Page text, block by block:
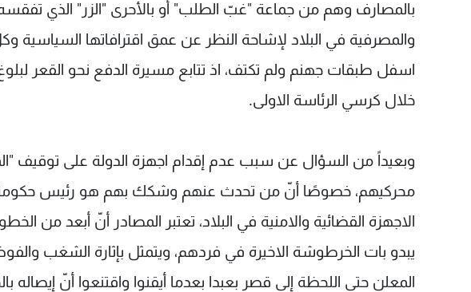
بالمصارف وهم من جماعة "غبّ الطلب" أو بالأحرى "الزر" الذي
والمصرفية في البلاد لإشاحة النظر عن عمق اقترافاتها السياسية
اسفل طبقات جهنم ولم تكتف، اذ تتابع مسيرة الدفع نحو القعر
خلال كرسي الرئاسة الاولى.
وبعيداً من السؤال عن سبب عدم إقدام اجهزة الدولة على توقيف
محركيهم، خصوصًا أنّ من تحدث عنهم وشكك بهم هو رئيس حكومة
الاجهزة القضائية والامنية في البلاد، تعتبر المصادر أنّ أبعد من
يبدو بات الخرطوشة الاخيرة في فردهم، ويتمثل بإثارة الشغب
المعلن حتى اللحظة إلى قصر بعبدا بعدما أيقنوا واقتنعوا أنّ